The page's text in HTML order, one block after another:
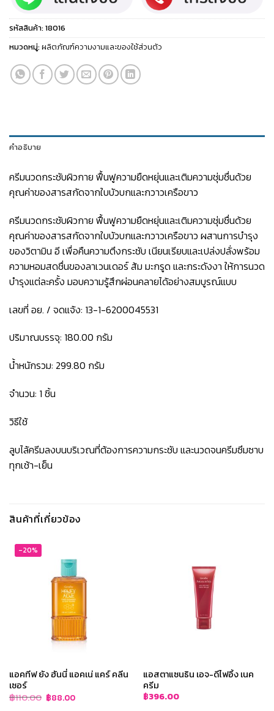
รหัสสินค้า:18016
หมวดหมู่:ผลิตภัณฑ์ความงามและของใช้ส่วนตัว
คำอธิบาย
ครีมนวดกระชับผิวกาย ฟื้นฟูความยืดหยุ่นและเติมความชุ่มชื่นด้วย
คุณค่าของสารสกัดจากใบบัวบกและกวาวเครือขาว
ครีมนวดกระชับผิวกาย ฟื้นฟูความยืดหยุ่นและเติมความชุ่มชื่นด้วย
คุณค่าของสารสกัดจากใบบัวบกและกวาวเครือขาว ผสานการบำรุง
ของวิตามิน อี เพื่อคืนความตึงกระชับ เนียนเรียบและเปล่งปลั่งพร้อม
ความหอมสดชื่นของลาเวนเดอร์ ส้ม มะกรูด และกระดังงา ให้การนวด
บำรุงแต่ละครั้ง มอบความรู้สึกผ่อนคลายได้อย่างสมบูรณ์แบบ
เลขที่ อย. / จดแจ้ง: 13-1-6200045531
ปริมาณบรรจุ: 180.00 กรัม
น้ำหนักรวม: 299.80 กรัม
จำนวน: 1 ชิ้น
วิธีใช้
ลูบไล้ครีมลงบนบริเวณที่ต้องการความกระชับ และนวดจนครีมซึมซาบ
ทุกเช้า-เย็น
สินค้าที่เกี่ยวข้อง
-20%
แอคทีฟ ยัง ฮันนี่ แอคเน่ แคร์ คลีน
เซอร์
฿110.00 Original
price
฿88.00Current
price
แอสตาแซนธิน เอจ-ดีไฟอิ้ง เนค
ครีม
฿396.00